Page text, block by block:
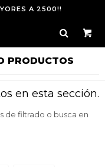
A 2500!!
PRODUCTOS
en esta sección.
de filtrado o busca en